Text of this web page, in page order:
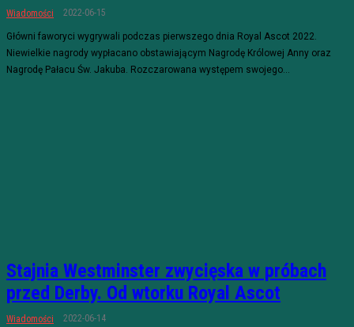
Wiadomości 2022-06-15
Główni faworyci wygrywali podczas pierwszego dnia Royal Ascot 2022.
Niewielkie nagrody wypłacano obstawiającym Nagrodę Królowej Anny oraz
Nagrodę Pałacu Św. Jakuba. Rozczarowana występem swojego...
Stajnia Westminster zwycięska w próbach
przed Derby. Od wtorku Royal Ascot
Wiadomości 2022-06-14